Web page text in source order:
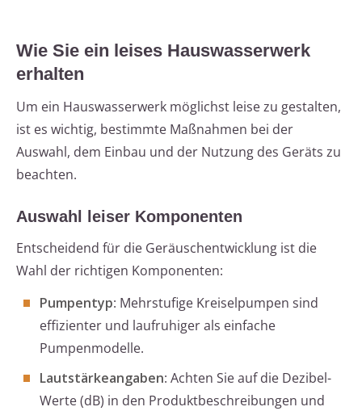
Wie Sie ein leises Hauswasserwerk
erhalten
Um ein Hauswasserwerk möglichst leise zu gestalten,
ist es wichtig, bestimmte Maßnahmen bei der
Auswahl, dem Einbau und der Nutzung des Geräts zu
beachten.
Auswahl leiser Komponenten
Entscheidend für die Geräuschentwicklung ist die
Wahl der richtigen Komponenten:
Pumpentyp: Mehrstufige Kreiselpumpen sind
effizienter und laufruhiger als einfache
Pumpenmodelle.
Lautstärkeangaben: Achten Sie auf die Dezibel-
Werte (dB) in den Produktbeschreibungen und